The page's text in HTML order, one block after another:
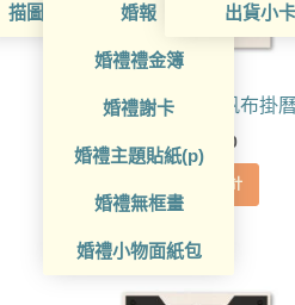
描圖紙喜帖 婚報
婚禮禮金簿
婚禮謝卡
婚禮主題貼紙(p)
婚禮無框畫
婚禮小物面紙包
出貨小卡
PST5CA0039 帆布掛曆
從 NT$ 490
開始線上設計